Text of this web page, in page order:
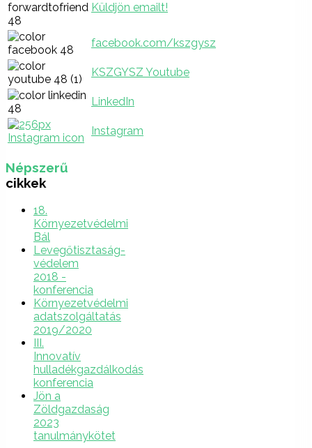
Küldjön emailt!
facebook.com/kszgysz
KSZGYSZ Youtube
LinkedIn
Instagram
Népszerű
cikkek
18.
Környezetvédelmi
Bál
Levegőtisztaság-
védelem
2018 -
konferencia
Környezetvédelmi
adatszolgáltatás
2019/2020
III.
Innovatív
hulladékgazdálkodás
konferencia
Jön a
Zöldgazdaság
2023
tanulmánykötet